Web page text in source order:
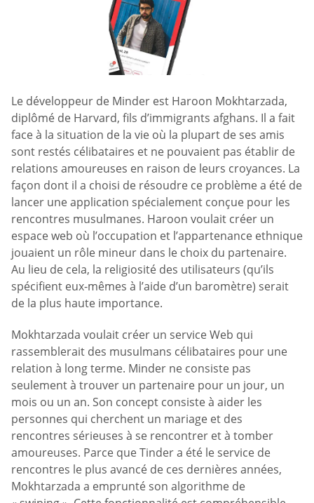
Le développeur de Minder est Haroon Mokhtarzada,
diplômé de Harvard, fils d’immigrants afghans. Il a fait
face à la situation de la vie où la plupart de ses amis
sont restés célibataires et ne pouvaient pas établir de
relations amoureuses en raison de leurs croyances. La
façon dont il a choisi de résoudre ce problème a été de
lancer une application spécialement conçue pour les
rencontres musulmanes. Haroon voulait créer un
espace web où l’occupation et l’appartenance ethnique
jouaient un rôle mineur dans le choix du partenaire.
Au lieu de cela, la religiosité des utilisateurs (qu’ils
spécifient eux-mêmes à l’aide d’un baromètre) serait
de la plus haute importance.
Mokhtarzada voulait créer un service Web qui
rassemblerait des musulmans célibataires pour une
relation à long terme. Minder ne consiste pas
seulement à trouver un partenaire pour un jour, un
mois ou un an. Son concept consiste à aider les
personnes qui cherchent un mariage et des
rencontres sérieuses à se rencontrer et à tomber
amoureuses. Parce que Tinder a été le service de
rencontres le plus avancé de ces dernières années,
Mokhtarzada a emprunté son algorithme de